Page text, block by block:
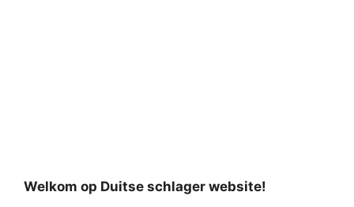
Welkom op Duitse schlager website!